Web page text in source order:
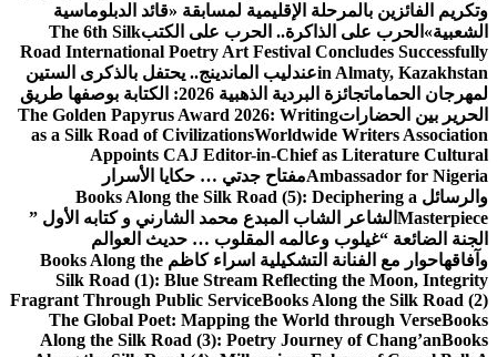
وتكريم الفائزين بالمرحلة الإقليمية لمسابقة «قائد الدبلوماسية
الشعبية» الحرب على الذاكرة.. الحرب على الكتبThe 6th Silk
Road International Poetry Art Festival Concludes Successfully
in Almaty, Kazakhstanعندليب الماندينج.. يحتفل بالذكرى الستين
لمهرجان الحمامات
جائزة البردية الذهبية 2026: الكتابة بوصفها طريق
الحرير بين الحضاراتThe Golden Papyrus Award 2026: Writing
as a Silk Road of CivilizationsWorldwide Writers Association
Appoints CAJ Editor-in-Chief as Literature Cultural
Ambassador for Nigeriaمفتاح جدتي … حكايا الأسرار
والرسائل Books Along the Silk Road (5): Deciphering a
Masterpiece الشاعر الشاب المبدع محمد الشارني و كتابه الأول ”
الجنة الضائعة “غيلوب وعالمه المقلوب … حديث العوالم
وآفاقهاحوار مع الفنانة التشكيلية اسراء كاظم Books Along the
Silk Road (1): Blue Stream Reflecting the Moon, Integrity
Fragrant Through Public ServiceBooks Along the Silk Road (2)
The Global Poet: Mapping the World through VerseBooks
Along the Silk Road (3): Poetry Journey of Chang’anBooks